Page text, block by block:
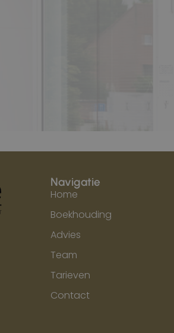
Navigatie
Home
Boekhouding
Advies
Team
Tarieven
Contact